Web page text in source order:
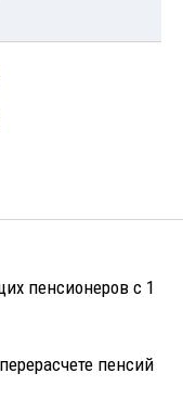
пенсионеров с 1
пенсий